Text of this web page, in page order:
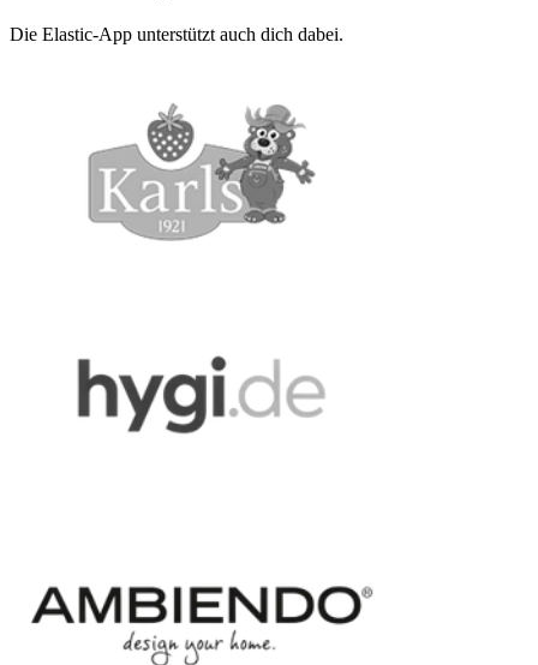
Die Elastic-App unterstützt auch dich dabei.